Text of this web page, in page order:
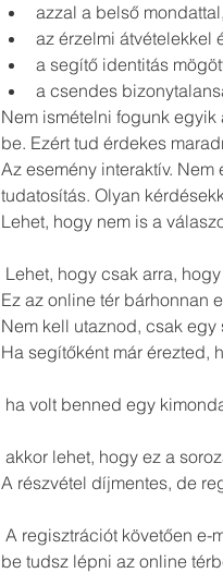
azzal a belső
az érzelmi átvételekkel
a segítő identitás
a csendes
Nem ismételni fogunk
be. Ezért tud érdekes
Az esemény interaktív.
tudatosítás. Olyan
Lehet, hogy nem is a
Lehet, hogy csak arra,
Ez az online tér bárhonnan
Nem kell utaznod, csak
Ha segítőként már érezted,
ha volt benned egy
akkor lehet, hogy ez a
A részvétel díjmentes, de
A regisztrációt követően e-
be tudsz lépni az online